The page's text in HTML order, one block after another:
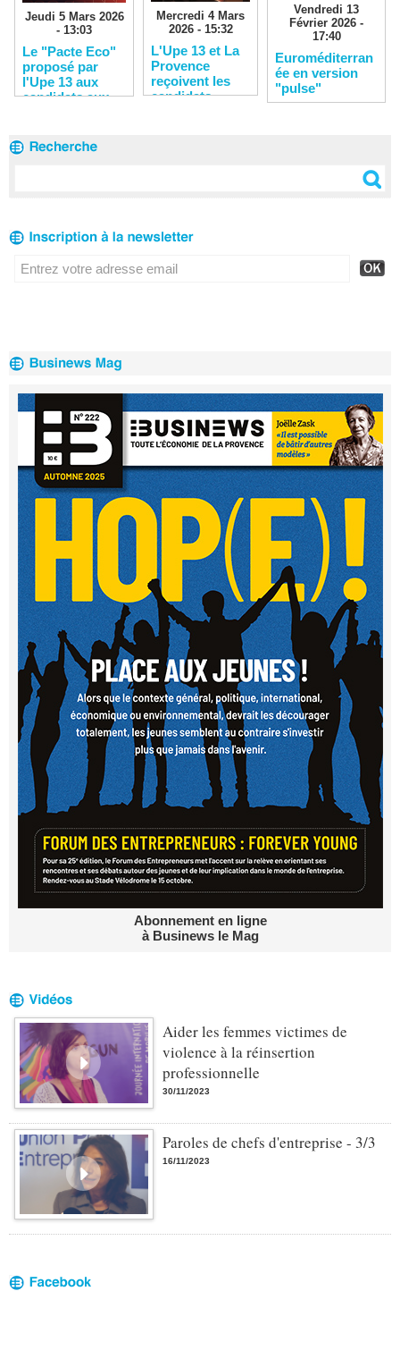
Jeudi 5 Mars 2026
- 13:03
Le "Pacte Eco"
proposé par
l'Upe 13 aux
candidats aux
Mercredi 4 Mars
2026 - 15:32
L'Upe 13 et La
Provence
reçoivent les
candidats
Vendredi 13
Février 2026 -
17:40
Euroméditerran
ée en version
"pulse"
Abonnement en ligne
à Businews le Mag
Aider les femmes victimes de
violence à la réinsertion
professionnelle
30/11/2023
Paroles de chefs d'entreprise - 3/3
16/11/2023